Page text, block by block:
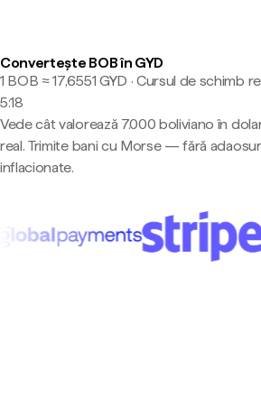
Convertește BOB în GYD
1 BOB ≈ 17,6551 GYD · Cursul de schimb
5:18
Vede cât valorează 7.000 boliviano în
real. Trimite bani cu Morse — fără
inflacionate.